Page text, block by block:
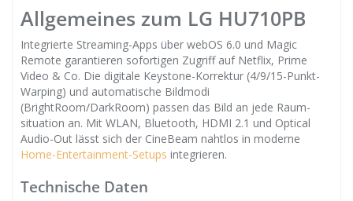
Allgemeines zum LG HU710PB
Integrierte Streaming-Apps über webOS 6.0 und Magic
Remote garantieren sofortigen Zugriff auf Netflix, Prime
Video & Co. Die digitale Keystone-Korrektur (4/9/15-Punkt-
Warping) und automatische Bildmodi
(BrightRoom/DarkRoom) passen das Bild an jede Raum­
situation an. Mit WLAN, Bluetooth, HDMI 2.1 und Optical
Audio-Out lässt sich der CineBeam nahtlos in moderne
Home-Entertainment-Setups integrieren.
Technische Daten